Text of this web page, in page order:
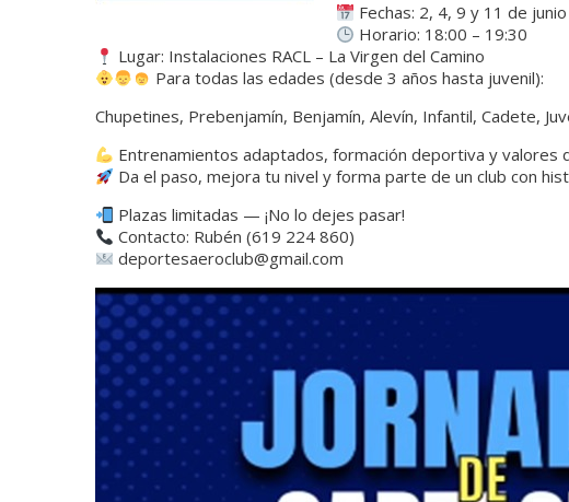
Fechas: 2, 4, 9 y 11 de junio
Horario: 18:00 – 19:30
Lugar: Instalaciones RACL – La Virgen del Camino
Para todas las edades (desde 3 años hasta juvenil):
Chupetines, Prebenjamín, Benjamín, Alevín, Infantil, Cadete,
Entrenamientos adaptados, formación deportiva y valores
Da el paso, mejora tu nivel y forma parte de un club con
Plazas limitadas — ¡No lo dejes pasar!
Contacto: Rubén (619 224 860)
deportesaeroclub@gmail.com